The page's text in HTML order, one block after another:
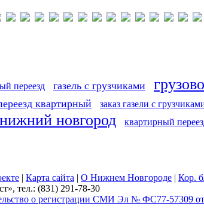
переезд газель с грузчиками
квартирный заказ газели с
новгород квартирный
| Карта сайта | О Нижнем Новгороде | Кор.
тел.: (831) 291-78-30
о регистрации СМИ Эл № ФС77-57309 от